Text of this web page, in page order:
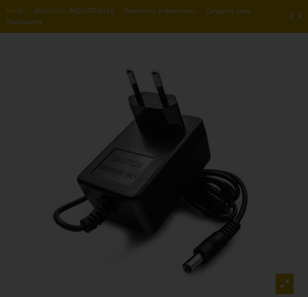
Inicio BÁSCULAS INDUSTRIALES Accesorios y recambios
Cargador para
Transpaleta